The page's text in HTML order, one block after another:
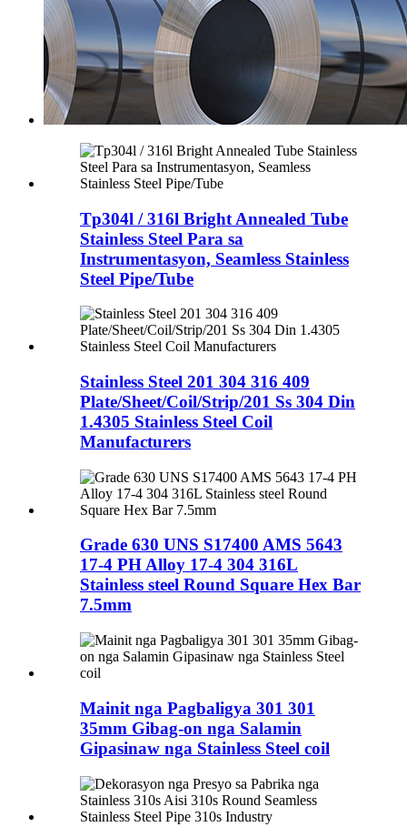
Tp304l / 316l Bright Annealed Tube
Stainless Steel Para sa
Instrumentasyon, Seamless Stainless
Steel Pipe/Tube
Stainless Steel 201 304 316 409
Plate/Sheet/Coil/Strip/201 Ss 304 Din
1.4305 Stainless Steel Coil
Manufacturers
Grade 630 UNS S17400 AMS 5643
17-4 PH Alloy 17-4 304 316L
Stainless steel Round Square Hex Bar
7.5mm
Mainit nga Pagbaligya 301 301
35mm Gibag-on nga Salamin
Gipasinaw nga Stainless Steel coil